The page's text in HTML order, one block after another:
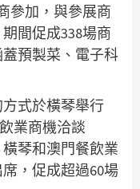
參加，與參展商
間促成338場商
預製菜、電子科
式於橫琴舉行
業商機洽談
琴和澳門餐飲業
，促成超過60場